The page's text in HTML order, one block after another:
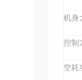
机身
控制
空耗